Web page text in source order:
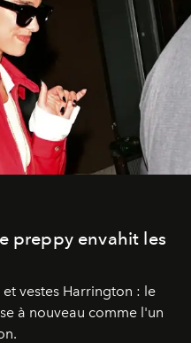
preppy envahit les
vestes Harrington : le
à nouveau comme l'un